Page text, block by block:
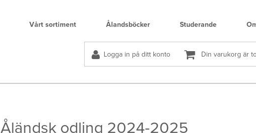
Vårt sortiment Ålandsböcker Studerande
Logga in på ditt konto Din varukorg är
Åländsk odling 2024-2025